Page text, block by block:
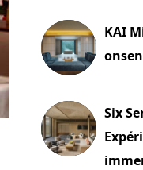
KAI
Six